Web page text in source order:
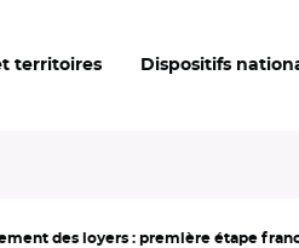
territoires Dispositifs
des loyers : première étape